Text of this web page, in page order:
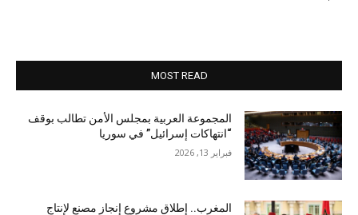
MOST READ
المجموعة العربية بمجلس الأمن تطالب بوقف
“انتهاكات إسرائيل” في سوريا
فبراير 13, 2026
المغرب.. إطلاق مشروع إنجاز مصنع لإنتاج